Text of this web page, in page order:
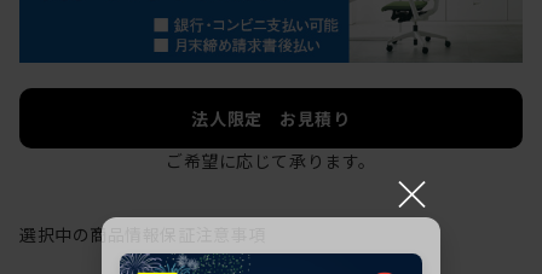
法人限定 お見積り
ご希望に応じて承ります。
選択中の商品情報
×